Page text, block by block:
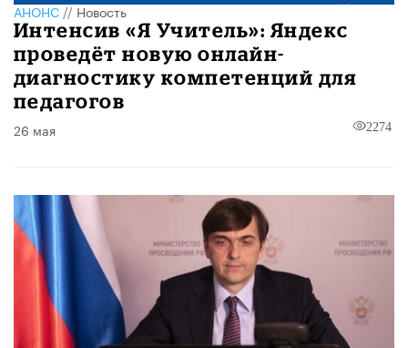
АНОНС//Новость
Интенсив «Я Учитель»: Яндекс
проведёт новую онлайн-
диагностику компетенций для
педагогов
26 мая 2274